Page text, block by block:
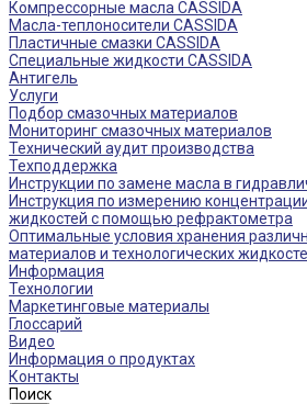
Компрессорные масла CASSIDA
Масла-теплоносители CASSIDA
Пластичные смазки CASSIDA
Специальные жидкости CASSIDA
Антигель
Услуги
Подбор смазочных материалов
Мониторинг смазочных материалов
Технический аудит производства
Техподдержка
Инструкции по замене масла в
Инструкция по измерению
жидкостей с помощью рефрактометра
Оптимальные условия хранения
материалов и технологических
Информация
Технологии
Маркетинговые материалы
Глоссарий
Видео
Информация о продуктах
Контакты
Поиск